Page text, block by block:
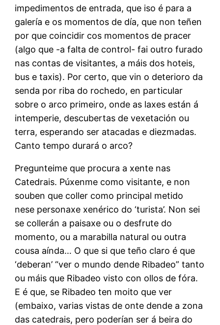
impedimentos de entrada, que iso é para a
galería e os momentos de día, que non teñen
por que coincidir cos momentos de pracer
(algo que -a falta de control- fai outro furado
nas contas de visitantes, a máis dos hoteis,
bus e taxis). Por certo, que vin o deterioro da
senda por riba do rochedo, en particular
sobre o arco primeiro, onde as laxes están á
intemperie, descubertas de vexetación ou
terra, esperando ser atacadas e diezmadas.
Canto tempo durará o arco?
Pregunteime que procura a xente nas
Catedrais. Púxenme como visitante, e non
souben que coller como principal metido
nese personaxe xenérico do ‘turista’. Non sei
se collerán a paisaxe ou o desfrute do
momento, ou a marabilla natural ou outra
cousa aínda… O que si que teño claro é que
‘deberan’ “ver o mundo dende Ribadeo” tanto
ou máis que Ribadeo visto con ollos de fóra.
E é que, se Ribadeo ten moito que ver
(embaixo, varias vistas de onte dende a zona
das catedrais, pero poderían ser á beira do